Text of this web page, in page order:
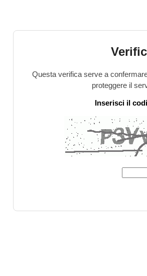
Questa verifica serve a
proteggere il
Inserisci il